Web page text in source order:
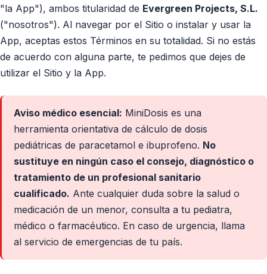
"la App"), ambos titularidad de Evergreen Projects, S.L.
("nosotros"). Al navegar por el Sitio o instalar y usar la
App, aceptas estos Términos en su totalidad. Si no estás
de acuerdo con alguna parte, te pedimos que dejes de
utilizar el Sitio y la App.
Aviso médico esencial: MiniDosis es una
herramienta orientativa de cálculo de dosis
pediátricas de paracetamol e ibuprofeno. No
sustituye en ningún caso el consejo, diagnóstico o
tratamiento de un profesional sanitario
cualificado. Ante cualquier duda sobre la salud o
medicación de un menor, consulta a tu pediatra,
médico o farmacéutico. En caso de urgencia, llama
al servicio de emergencias de tu país.